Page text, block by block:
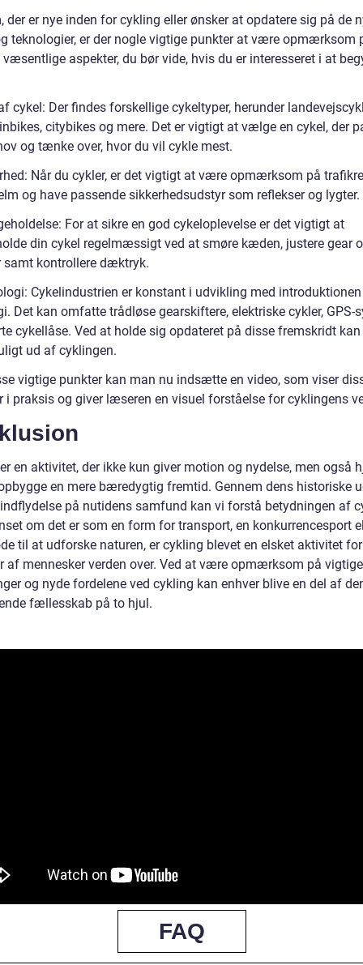
der er nye inden for cykling eller ønsker at opdatere sig på de
teknologier, er der nogle vigtige punkter at være opmærksom
væsentlige aspekter, du bør vide, hvis du er interesseret i at
cykel: Der findes forskellige cykeltyper, herunder
citybikes og mere. Det er vigtigt at vælge en cykel, der
og tænke over, hvor du vil cykle mest.
Når du cykler, er det vigtigt at være opmærksom på
og have passende sikkerhedsudstyr som reflekser og lygter.
For at sikre en god cykeloplevelse er det vigtigt at
din cykel regelmæssigt ved at smøre kæden, justere gear
samt kontrollere dæktryk.
Cykelindustrien er konstant i udvikling med
Det kan omfatte trådløse gearskiftere, elektriske cykler, GPS-
cykellåse. Ved at holde sig opdateret på disse fremskridt
ud af cyklingen.
vigtige punkter kan man nu indsætte en video, som viser
i praksis og giver læseren en visuel forståelse for cyklingens
en aktivitet, der ikke kun giver motion og nydelse, men også
en mere bæredygtig fremtid. Gennem dens historiske
på nutidens samfund kan vi forstå betydningen af
om det er som en form for transport, en konkurrencesport
til at udforske naturen, er cykling blevet en elsket aktivitet for
af mennesker verden over. Ved at være opmærksom på vigtige
og nyde fordelene ved cykling kan enhver blive en del af
fællesskab på to hjul.
FAQ